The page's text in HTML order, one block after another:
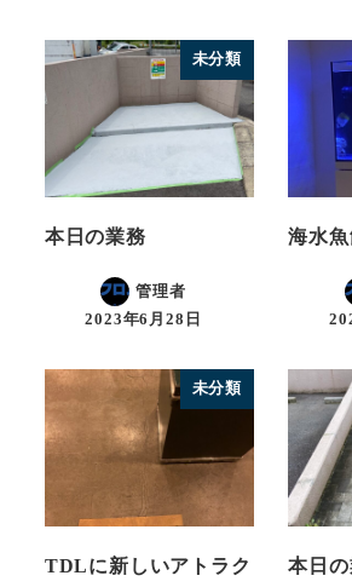
未分類
本日の業務
管理者
2023年6月28日
海水
未分類
TDLに新しいアトラク
本日